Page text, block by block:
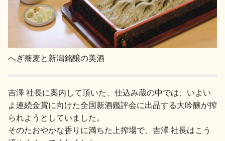
へぎ蕎麦と新潟銘醸の美酒
吉澤 社長に案内して頂いた、仕込み蔵の中では、いよい
よ連続金賞に向けた全国新酒鑑評会に出品する大吟醸が搾
られようとしていました。
そのたおやかな香りに満ちた上搾場で、吉澤 社長はこう